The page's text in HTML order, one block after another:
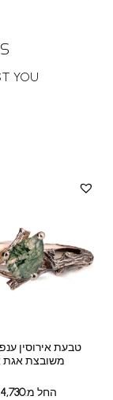
YOU
טבעת אירוסין
משובצת אגת
החל מ: